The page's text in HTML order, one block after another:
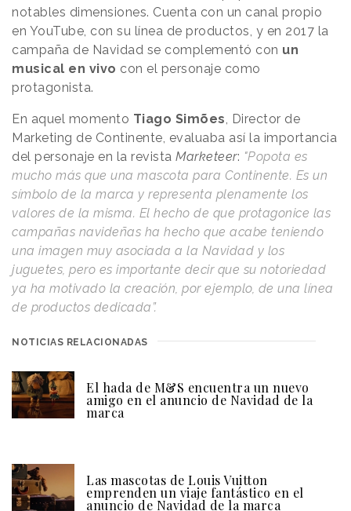
notables dimensiones. Cuenta con un canal propio
en YouTube, con su línea de productos, y en 2017 la
campaña de Navidad se complementó con un
musical en vivo con el personaje como
protagonista.
En aquel momento Tiago Simões, Director de
Marketing de Continente, evaluaba así la importancia
del personaje en la revista Marketeer: "Popota es
mucho más que una mascota para Continente. Es un
símbolo de la marca y representa plenamente los
valores de la misma. El hecho de que protagonice las
campañas navideñas ha hecho que acabe teniendo
una imagen muy asociada a la Navidad y los
juguetes, pero es importante decir que su notoriedad
ya ha motivado la creación, por ejemplo, de una línea
de productos dedicada”.
NOTICIAS RELACIONADAS
El hada de M&S encuentra un nuevo
amigo en el anuncio de Navidad de la
marca
Las mascotas de Louis Vuitton
emprenden un viaje fantástico en el
anuncio de Navidad de la marca